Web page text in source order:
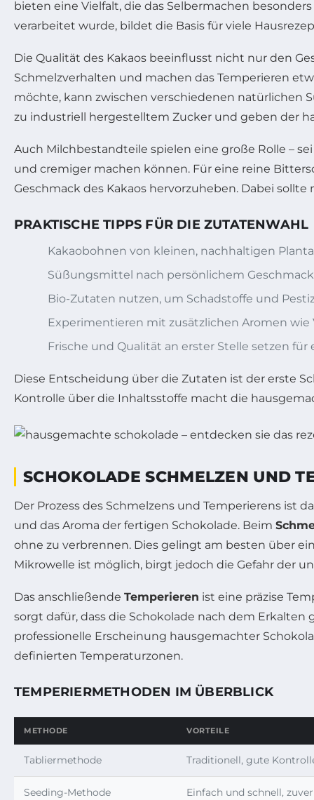
bieten eine Vielfalt, die das Selbermachen
verarbeitet wurde, bildet die Basis für viele
Die Qualität des Kakaos beeinflusst nicht nur den
Schmelzverhalten und machen das Temperieren
möchte, kann zwischen verschiedenen natürlichen
zu industriell hergestelltem Zucker und geben der
Auch Milchbestandteile spielen eine große Rolle –
und cremiger machen können. Für eine reine
Geschmack des Kakaos hervorzuheben. Dabei
PRAKTISCHE TIPPS FÜR DIE ZUTATENWAHL
Kakaobohnen von kleinen, nachhaltigen
Süßungsmittel nach persönlichem
Bio-Zutaten nutzen, um Schadstoffe und
Experimentieren mit zusätzlichen Aromen wie
Frische und Qualität an erster Stelle setzen
Diese Entscheidung über die Zutaten ist der erste
Kontrolle über die Inhaltsstoffe macht die
SCHOKOLADE SCHMELZEN UND
Der Prozess des Schmelzens und Temperierens ist
und das Aroma der fertigen Schokolade. Beim
ohne zu verbrennen. Dies gelingt am besten über
Mikrowelle ist möglich, birgt jedoch die Gefahr der
Das anschließende Temperieren ist eine präzise
sorgt dafür, dass die Schokolade nach dem
professionelle Erscheinung hausgemachter
definierten Temperaturzonen.
TEMPERIERMETHODEN IM ÜBERBLICK
METHODE VORTEILE
Tabliermethode Traditionell, gute
Seeding-Methode Einfach und schnell,